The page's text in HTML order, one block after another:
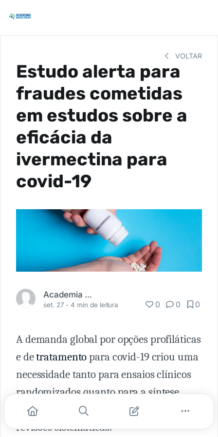
VOLTAR
Estudo alerta para
fraudes cometidas
em estudos sobre a
eficácia da
ivermectina para
covid-19
Academia Médica
set. 27 -4 min de leitura 0 0 0
A demanda global por opções profiláticas
e detratamentopara covid-19 criou uma
necessidade tanto para ensaios clínicos
randomizados quanto para a síntese
desses ensaios em metanálises por
revisões sistemáticas.